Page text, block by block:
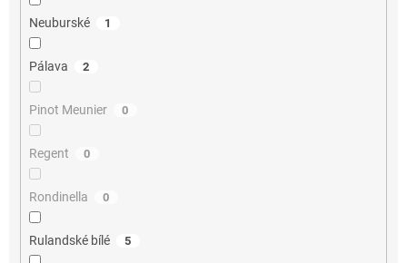
Neuburské 1
Pálava 2
Pinot Meunier 0
Regent 0
Rondinella 0
Rulandské bílé 5